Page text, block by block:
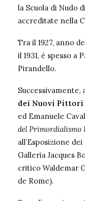
la Scuola di Nudo
accreditate nella
Tra il 1927, anno
il 1931, è spesso a
Pirandello.
Successivamente,
dei Nuovi Pittori
ed Emanuele
del Primordialismo
all’Esposizione
Galleria Jacques
critico Waldemar
de Rome).